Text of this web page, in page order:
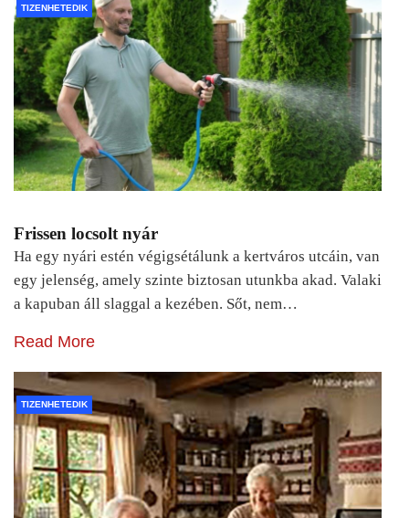
TIZENHETEDIK
Frissen locsolt nyár
Ha egy nyári estén végigsétálunk a kertváros utcáin, van
egy jelenség, amely szinte biztosan utunkba akad. Valaki
a kapuban áll slaggal a kezében. Sőt, nem…
Read More
TIZENHETEDIK